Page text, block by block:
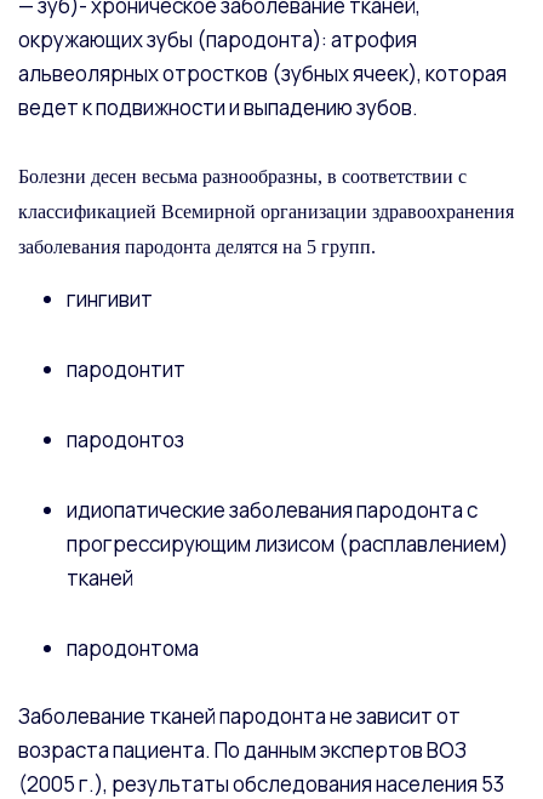
окружающих зубы (пародонта): атрофия
альвеолярных отростков (зубных ячеек), которая
ведет к подвижности и выпадению зубов.
Болезни десен весьма разнообразны, в соответствии с
классификацией Всемирной организации здравоохранения
заболевания пародонта делятся на 5 групп.
гингивит
пародонтит
пародонтоз
идиопатические заболевания пародонта с
прогрессирующим лизисом (расплавлением)
тканей
пародонтома
Заболевание тканей пародонта не зависит от
возраста пациента. По данным экспертов ВОЗ
(2005 г.), результаты обследования населения 53